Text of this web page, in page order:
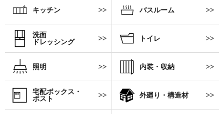
キッチン バスルーム
洗面
ドレッシング
トイレ
照明 内装・収納
宅配ボックス・
ポスト
外廻り・構造材